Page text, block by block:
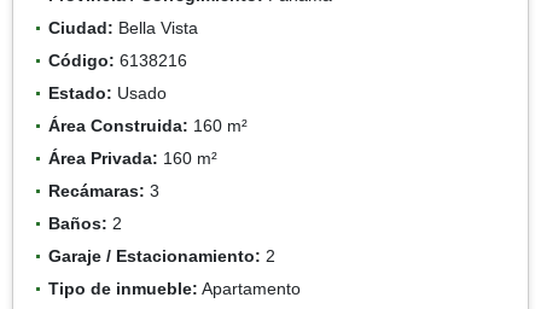
Ciudad: Bella Vista
Código: 6138216
Estado: Usado
Área Construida: 160 m²
Área Privada: 160 m²
Recámaras: 3
Baños: 2
Garaje / Estacionamiento: 2
Tipo de inmueble: Apartamento